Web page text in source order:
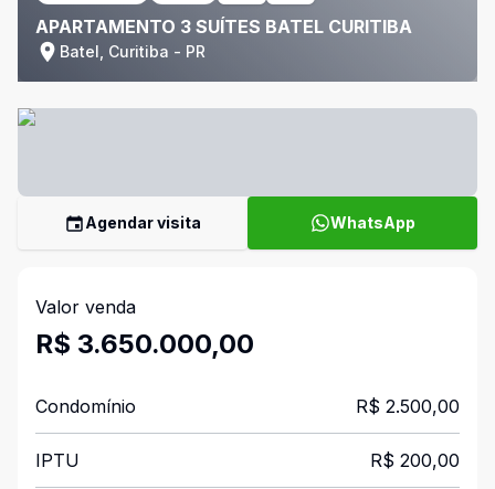
APARTAMENTO 3 SUÍTES BATEL CURITIBA
Batel, Curitiba - PR
Agendar visita WhatsApp
Valor venda
R$ 3.650.000,00
Condomínio R$ 2.500,00
IPTU R$ 200,00